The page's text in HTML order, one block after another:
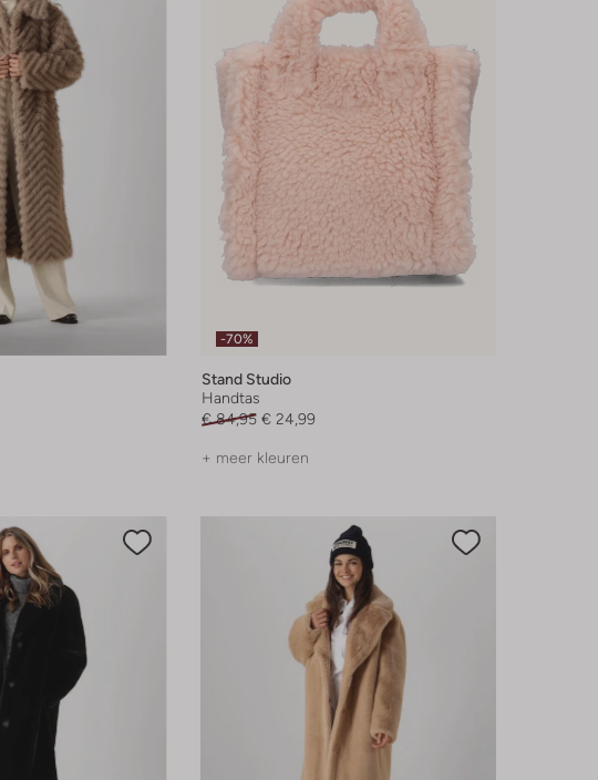
-70%
Stand Studio
Handtas
€ 84,95 € 24,99
+ meer kleuren